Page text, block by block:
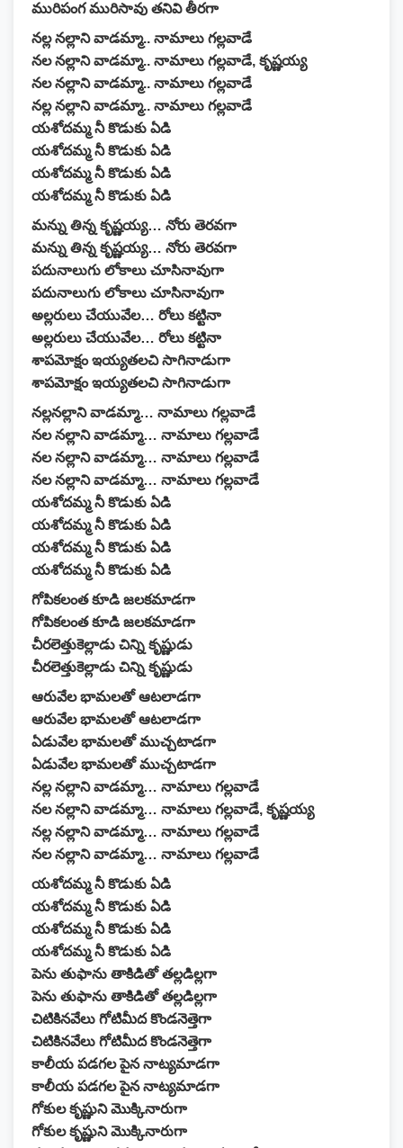
మురిపంగ మురిసావు తనివి తీరగా
నల్ల నల్లాని వాడమ్మా.. నామాలు గల్లవాడే
నల నల్లాని వాడమ్మా.. నామాలు గల్లవాడే, కృష్ణయ్య
నల నల్లాని వాడమ్మా.. నామాలు గల్లవాడే
నల్ల నల్లాని వాడమ్మా.. నామాలు గల్లవాడే
యశోదమ్మ నీ కొడుకు ఏడి
యశోదమ్మ నీ కొడుకు ఏడి
యశోదమ్మ నీ కొడుకు ఏడి
యశోదమ్మ నీ కొడుకు ఏడి
మన్ను తిన్న కృష్ణయ్య… నోరు తెరవగా
మన్ను తిన్న కృష్ణయ్య… నోరు తెరవగా
పదునాలుగు లోకాలు చూసినావుగా
పదునాలుగు లోకాలు చూసినావుగా
అల్లరులు చేయువేల… రోలు కట్టినా
అల్లరులు చేయువేల… రోలు కట్టినా
శాపమోక్షం ఇయ్యతలచి సాగినాడుగా
శాపమోక్షం ఇయ్యతలచి సాగినాడుగా
నల్లనల్లాని వాడమ్మా… నామాలు గల్లవాడే
నల నల్లాని వాడమ్మా… నామాలు గల్లవాడే
నల నల్లాని వాడమ్మా… నామాలు గల్లవాడే
నల నల్లాని వాడమ్మా… నామాలు గల్లవాడే
యశోదమ్మ నీ కొడుకు ఏడి
యశోదమ్మ నీ కొడుకు ఏడి
యశోదమ్మ నీ కొడుకు ఏడి
యశోదమ్మ నీ కొడుకు ఏడి
గోపికలంత కూడి జలకమాడగా
గోపికలంత కూడి జలకమాడగా
చీరలెత్తుకెల్లాడు చిన్ని కృష్ణుడు
చీరలెత్తుకెల్లాడు చిన్ని కృష్ణుడు
ఆరువేల భామలతో ఆటలాడగా
ఆరువేల భామలతో ఆటలాడగా
ఏడువేల భామలతో ముచ్చటాడగా
ఏడువేల భామలతో ముచ్చటాడగా
నల్ల నల్లాని వాడమ్మా… నామాలు గల్లవాడే
నల నల్లాని వాడమ్మా… నామాలు గల్లవాడే, కృష్ణయ్య
నల్ల నల్లాని వాడమ్మా… నామాలు గల్లవాడే
నల నల్లాని వాడమ్మా… నామాలు గల్లవాడే
యశోదమ్మ నీ కొడుకు ఏడి
యశోదమ్మ నీ కొడుకు ఏడి
యశోదమ్మ నీ కొడుకు ఏడి
యశోదమ్మ నీ కొడుకు ఏడి
పెను తుఫాను తాకిడితో తల్లడిల్లగా
పెను తుఫాను తాకిడితో తల్లడిల్లగా
చిటికినవేలు గోటిమీద కొండనెత్తెగా
చిటికినవేలు గోటిమీద కొండనెత్తెగా
కాలీయ పడగల పైన నాట్యమాడగా
కాలీయ పడగల పైన నాట్యమాడగా
గోకుల కృష్ణుని మొక్కినారుగా
గోకుల కృష్ణుని మొక్కినారుగా